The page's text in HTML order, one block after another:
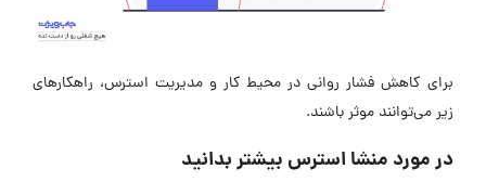
برای کاهش فشار روانی در محیط کار و مدیریت استرس، راهکارهای
زیر می‌توانند موثر باشند.
در مورد منشا استرس بیشتر بدانید